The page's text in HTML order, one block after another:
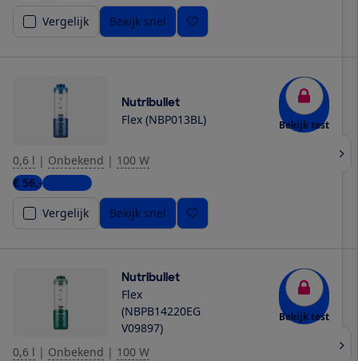
Vergelijk
Bekijk snel
Nutribullet
Flex (NBP013BL) Bekijk test
0,6 l | Onbekend | 100 W
€ 56,-2 winkels
Vergelijk
Bekijk snel
Nutribullet
Flex
(NBPB14220EG
V09897)
Bekijk test
0,6 l | Onbekend | 100 W